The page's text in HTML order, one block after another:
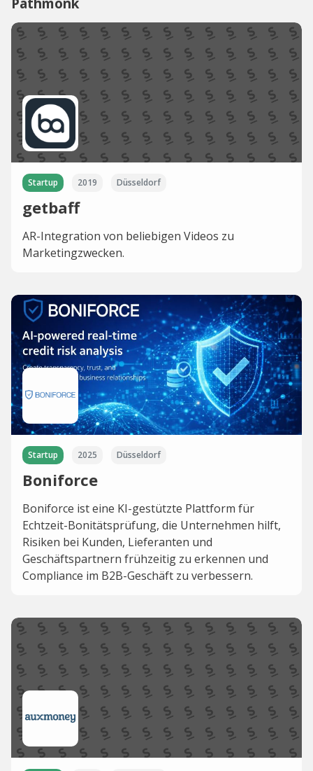
Startup 2019 Düsseldorf
getbaff
AR-Integration von beliebigen Videos zu
Marketingzwecken.
Startup 2025 Düsseldorf
Boniforce
Boniforce ist eine KI-gestützte Plattform für
Echtzeit-Bonitätsprüfung, die Unternehmen hilft,
Risiken bei Kunden, Lieferanten und
Geschäftspartnern frühzeitig zu erkennen und
Compliance im B2B-Geschäft zu verbessern.